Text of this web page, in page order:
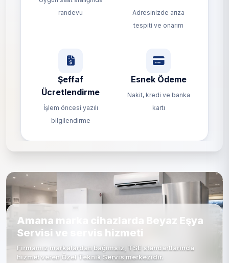
randevu
Adresinizde arıza
tespiti ve onarım
Şeffaf
Ücretlendirme
İşlem öncesi yazılı
bilgilendirme
Esnek Ödeme
Nakit, kredi ve banka
kartı
Amana marka cihazlarda Beyaz Eşya
Servisi ve servis hizmeti
Firmamız markalardan bağımsız, TSE standartlarında
hizmet veren Özel Teknik Servis merkezidir.